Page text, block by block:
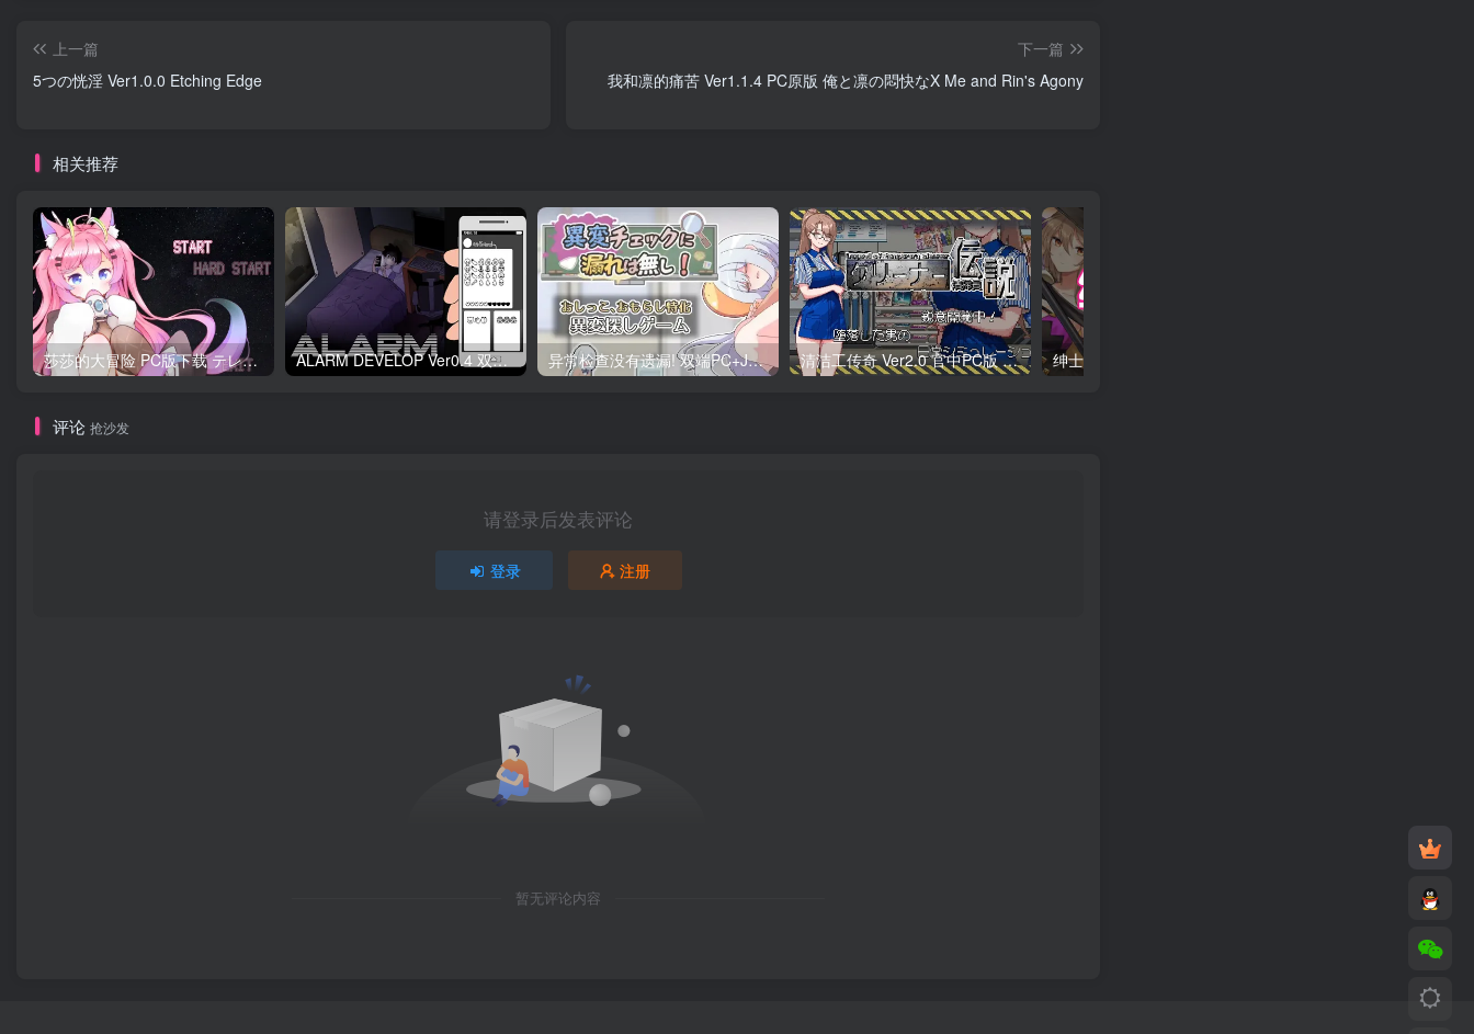
上一篇
5つの恍淫 Ver1.0.0 Etching Edge
下一篇
我和凛的痛苦 Ver1.1.4 PC原版 俺と凛の悶快なX Me and Rin's Agony
相关推荐
莎莎的大冒险 PC版下载 テレサちゃんミニゲーム! 莎莎あどべんちゃー ALARM DEVELOP Ver0.4 双端PC+JOI模拟器 深夜躲避继母手机聊天 异常检查没有遗漏! 双端PC+JOI模拟器汉化版 異変チェックに漏れは無し! 异变检查，毫无疏漏！ 清洁工传奇 Ver2.0 官中PC版 清掃員伝説 清洁工传说 绅士游戏-合集大全下载
评论 抢沙发
请登录后发表评论
登录 注册
暂无评论内容